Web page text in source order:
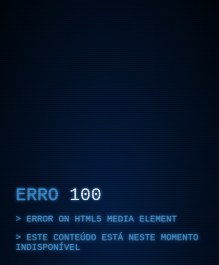
ERRO 100
ERROR ON HTML5 MEDIA ELEMENT
ESTE CONTEÚDO ESTÁ NESTE MOMENTO
INDISPONÍVEL